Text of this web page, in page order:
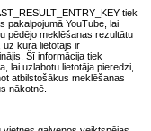
tiek
pakalpojumā YouTube, lai
pēdējo meklēšanas rezultātu
uz kura lietotājs ir
Šī informācija tiek
lai uzlabotu lietotāja pieredzi,
atbilstošākus meklēšanas
nākotnē.